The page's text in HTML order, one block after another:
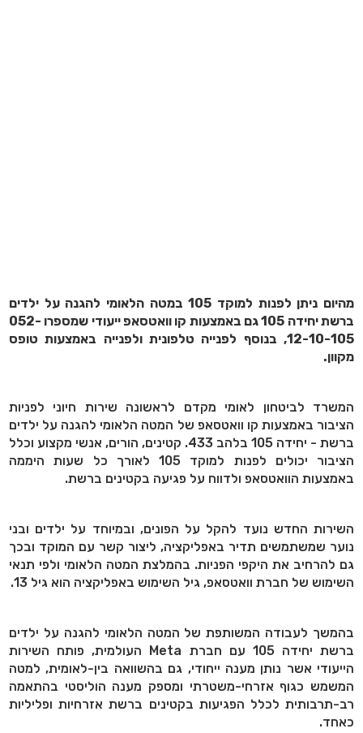
מהיום ניתן לפנות למוקד 105 במטה הלאומי להגנה על ילדים
ברשת יחידה 105 גם באמצעות קו וואטסאפ ייעודי שמספרו 052-
12-10-105, בנוסף לפנייה טלפונית ולפנייה באמצעות טופס
מקוון.
המשרד לביטחון לאומי מקדם לראשונה שירות חיוני לפניות
הציבור באמצעות קו וואטסאפ של המטה הלאומי להגנה על ילדים
ברשת - יחידה 105 בלהב 433. קטינים, הורים, אנשי מקצוע וכלל
הציבור יכולים לפנות למוקד 105 לאורך כל שעות היממה
באמצעות הוואטסאפ ולדווח על פגיעה בקטינים ברשת.
השירות החדש נועד להקל על הפונים, ובמיוחד על ילדים ובני
נוער שמשתמשים תדיר באפליקציה, ליצור קשר עם המוקד ובכך
גם להרחיב את היקפי הפניות. בהמלצת המטה הלאומי ולפי תנאי
השימוש של חברת וואטסאפ, גיל השימוש באפליקציה הוא גיל 13.
בהמשך לעבודה המשותפת של המטה הלאומי להגנה על ילדים
ברשת יחידה 105 עם חברת
Metaהעולמית, פותח השירות
הייעודי אשר נותן מענה ייחודי, גם בהשוואה בין-לאומית, למטה
המשמש כגוף אזרחי-משטרתי ומספק מענה הוליסטי בהתאמה
רב-תרבותית לכלל הפגיעות בקטינים ברשת אזרחיות ופליליות
כאחד.